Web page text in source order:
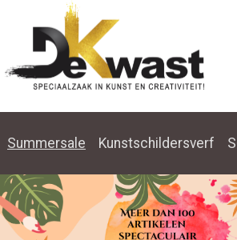
Summersale Kunstschildersverf